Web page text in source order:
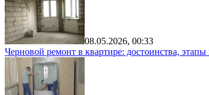
08.05.2026, 00:33
Черновой ремонт в квартире: достоинства,